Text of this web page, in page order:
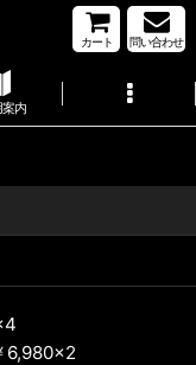
カート 問い合わせ
案内
6,980×2